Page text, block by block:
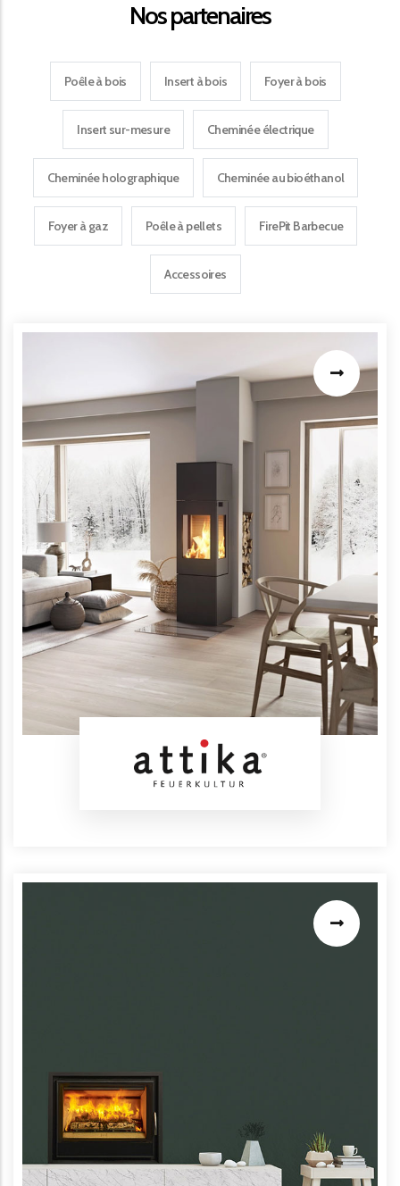
Nos partenaires
Poêle à bois Insert à bois Foyer à bois
Insert sur-mesure Cheminée électrique
Cheminée holographique Cheminée au bioéthanol
Foyer à gaz Poêle à pellets FirePit Barbecue
Accessoires